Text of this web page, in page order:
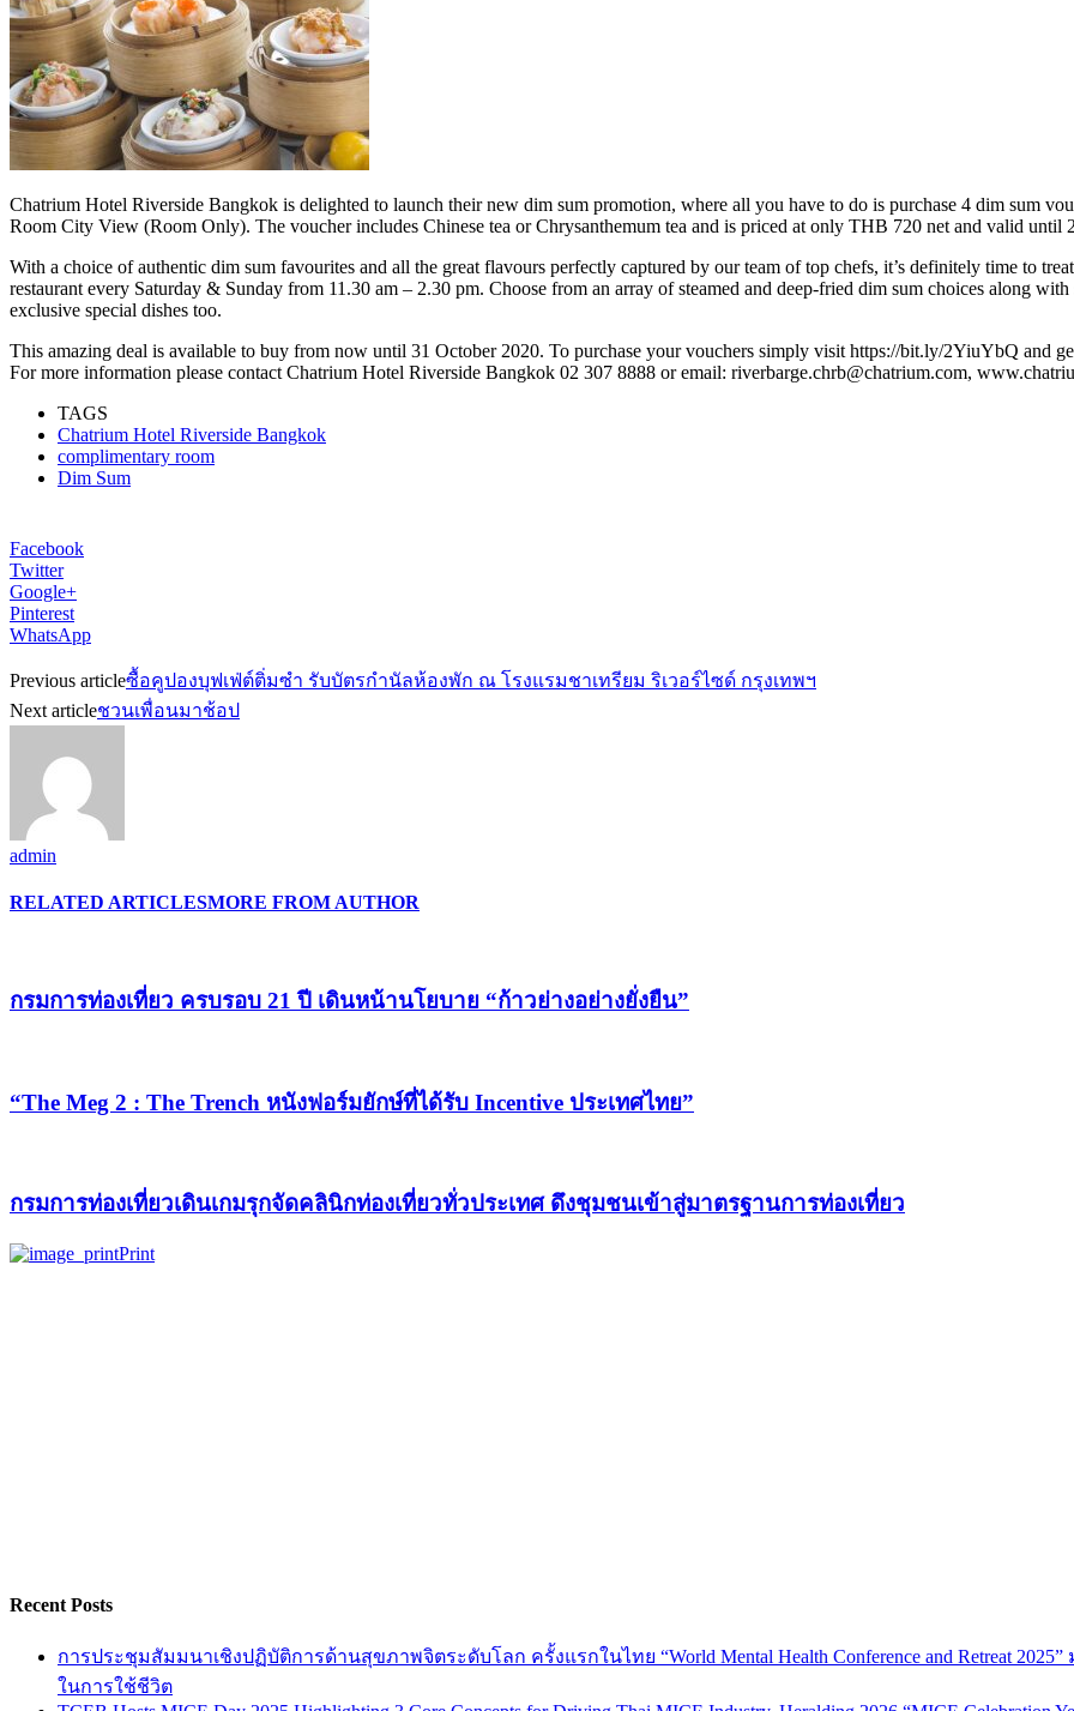
Chatrium Hotel Riverside Bangkok is delighted to launch their new dim sum promotion, where all you have to do is purchase 4 dim sum
Room City View (Room Only). The voucher includes Chinese tea or Chrysanthemum tea and is priced at only THB 720 net and valid until
With a choice of authentic dim sum favourites and all the great flavours perfectly captured by our team of top chefs, it’s definitely time to
restaurant every Saturday & Sunday from 11.30 am – 2.30 pm. Choose from an array of steamed and deep-fried dim sum choices along
exclusive special dishes too.
This amazing deal is available to buy from now until 31 October 2020. To purchase your vouchers simply visit https://bit.ly/2YiuYbQ and
For more information please contact Chatrium Hotel Riverside Bangkok 02 307 8888 or email: riverbarge.chrb@chatrium.com,
TAGS
Chatrium Hotel Riverside Bangkok
complimentary room
Dim Sum
Facebook
Twitter
Google+
Pinterest
WhatsApp
Previous articleซื้อคูปองบุฟเฟ่ต์ติ่มซำ รับบัตรกำนัลห้องพัก ณ โรงแรมชาเทรียม ริเวอร์ไซด์ กรุงเทพฯ
Next articleชวนเพื่อนมาช้อป
admin
RELATED ARTICLESMORE FROM AUTHOR
กรมการท่องเที่ยว ครบรอบ 21 ปี เดินหน้านโยบาย “ก้าวย่างอย่างยั่งยืน”
“The Meg 2 : The Trench หนังฟอร์มยักษ์ที่ได้รับ Incentive ประเทศไทย”
กรมการท่องเที่ยวเดินเกมรุกจัดคลินิกท่องเที่ยวทั่วประเทศ ดึงชุมชนเข้าสู่มาตรฐานการท่องเที่ยว
Print
Recent Posts
การประชุมสัมมนาเชิงปฏิบัติการด้านสุขภาพจิตระดับโลก ครั้งแรกในไทย “World Mental Health Conference and Retreat
ในการใช้ชีวิต